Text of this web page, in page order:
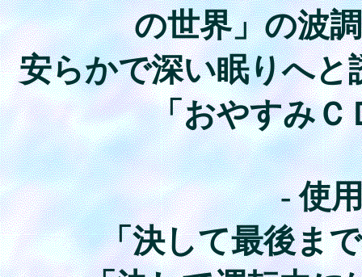
の世界」の波
安らかで深い眠りへと
「おやすみＣ
- 使
「決して最後ま